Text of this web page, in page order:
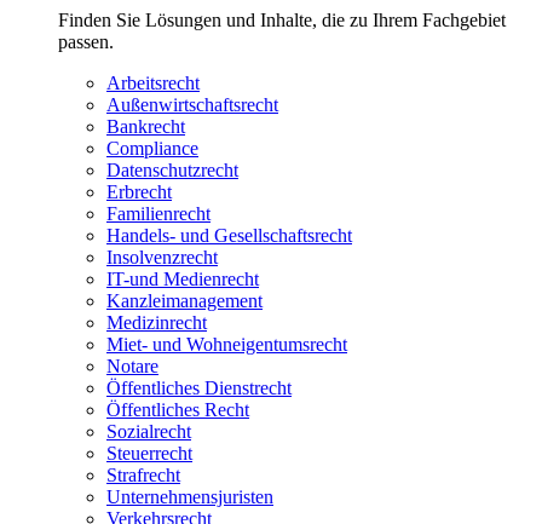
Finden Sie Lösungen und Inhalte, die zu Ihrem Fachgebiet
passen.
Arbeitsrecht
Außenwirtschaftsrecht
Bankrecht
Compliance
Datenschutzrecht
Erbrecht
Familienrecht
Handels- und Gesellschaftsrecht
Insolvenzrecht
IT-und Medienrecht
Kanzleimanagement
Medizinrecht
Miet- und Wohneigentumsrecht
Notare
Öffentliches Dienstrecht
Öffentliches Recht
Sozialrecht
Steuerrecht
Strafrecht
Unternehmensjuristen
Verkehrsrecht